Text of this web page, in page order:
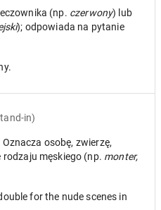
(np. czerwony) lub
); odpowiada na pytanie
in)
Oznacza osobę, zwierzę,
męskiego (np. monter,
for the nude scenes in